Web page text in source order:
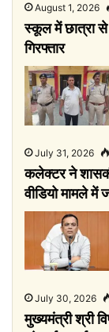
August 1, 2026
स्कूल में छात्रा
गिरफ्तार
July 31, 2026
कलेक्टर ने
वीडियो मामले में
July 30, 2026
मुख्यमंत्री श्री